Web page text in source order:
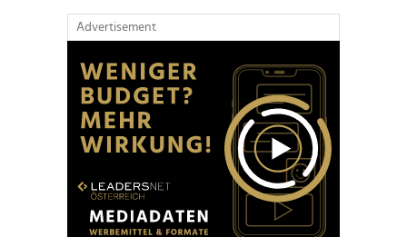
Advertisement